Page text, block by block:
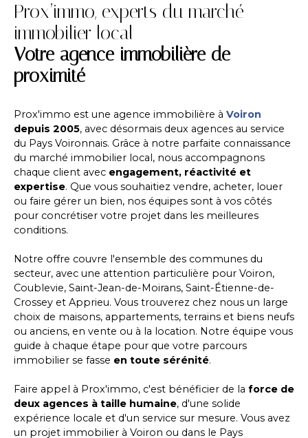
Prox’immo, experts du marché
immobilier local
Votre agence immobilière de
proximité
Prox'immo est une agence immobilière à Voiron
depuis 2005, avec désormais deux agences au service
du Pays Voironnais. Grâce à notre parfaite connaissance
du marché immobilier local, nous accompagnons
chaque client avec engagement, réactivité et
expertise. Que vous souhaitiez vendre, acheter, louer
ou faire gérer un bien, nos équipes sont à vos côtés
pour concrétiser votre projet dans les meilleures
conditions.
Notre offre couvre l'ensemble des communes du
secteur, avec une attention particulière pour Voiron,
Coublevie, Saint-Jean-de-Moirans, Saint-Étienne-de-
Crossey et Apprieu. Vous trouverez chez nous un large
choix de maisons, appartements, terrains et biens neufs
ou anciens, en vente ou à la location. Notre équipe vous
guide à chaque étape pour que votre parcours
immobilier se fasse en toute sérénité.
Faire appel à Prox'immo, c'est bénéficier de la force de
deux agences à taille humaine, d'une solide
expérience locale et d'un service sur mesure. Vous avez
un projet immobilier à Voiron ou dans le Pays